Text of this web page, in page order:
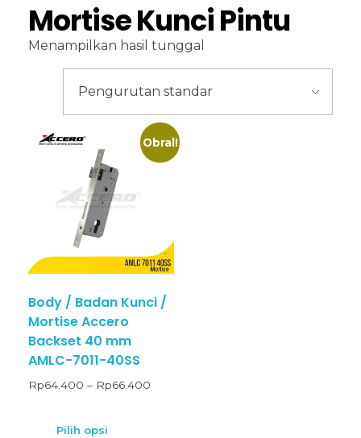
Mortise Kunci Pintu
Menampilkan hasil tunggal
Obral!
Body / Badan Kunci /
Mortise Accero
Backset 40 mm
AMLC-7011-40SS
Rp64.400 – Rp66.400
Pilih opsi